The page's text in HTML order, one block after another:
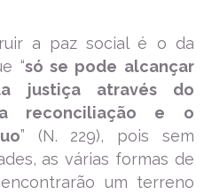
a paz social é o da
“só se pode alcançar
justiça através do
reconciliação e o
” (N. 229), pois sem
as várias formas de
um terreno